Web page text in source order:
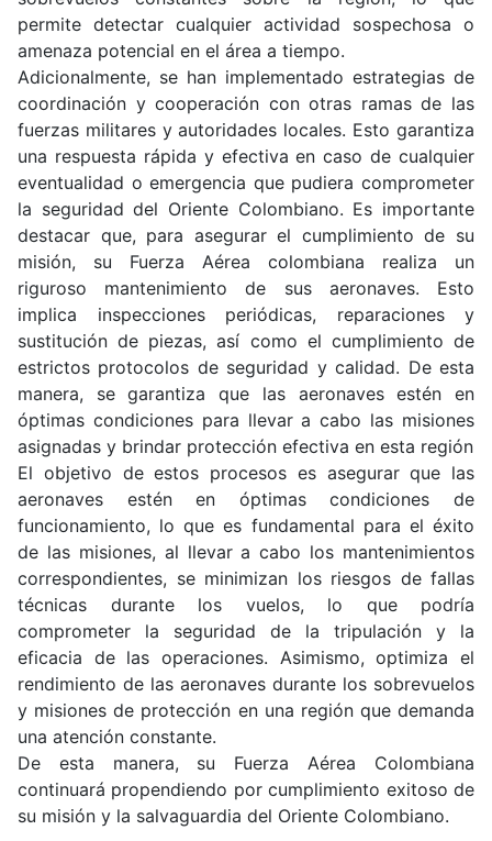
permite detectar cualquier actividad sospechosa o
amenaza potencial en el área a tiempo.
Adicionalmente, se han implementado estrategias de
coordinación y cooperación con otras ramas de las
fuerzas militares y autoridades locales. Esto garantiza
una respuesta rápida y efectiva en caso de cualquier
eventualidad o emergencia que pudiera comprometer
la seguridad del Oriente Colombiano. Es importante
destacar que, para asegurar el cumplimiento de su
misión, su Fuerza Aérea colombiana realiza un
riguroso mantenimiento de sus aeronaves. Esto
implica inspecciones periódicas, reparaciones y
sustitución de piezas, así como el cumplimiento de
estrictos protocolos de seguridad y calidad. De esta
manera, se garantiza que las aeronaves estén en
óptimas condiciones para llevar a cabo las misiones
asignadas y brindar protección efectiva en esta región
El objetivo de estos procesos es asegurar que las
aeronaves estén en óptimas condiciones de
funcionamiento, lo que es fundamental para el éxito
de las misiones, al llevar a cabo los mantenimientos
correspondientes, se minimizan los riesgos de fallas
técnicas durante los vuelos, lo que podría
comprometer la seguridad de la tripulación y la
eficacia de las operaciones. Asimismo, optimiza el
rendimiento de las aeronaves durante los sobrevuelos
y misiones de protección en una región que demanda
una atención constante.
De esta manera, su Fuerza Aérea Colombiana
continuará propendiendo por cumplimiento exitoso de
su misión y la salvaguardia del Oriente Colombiano.